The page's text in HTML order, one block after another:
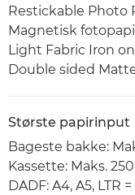
Restickable Photo
Magnetisk
Light Fabric Iron on
Double sided
Største papirinput
Bageste bakke:
Kassette: Maks.
DADF: A4, A5, LTR =